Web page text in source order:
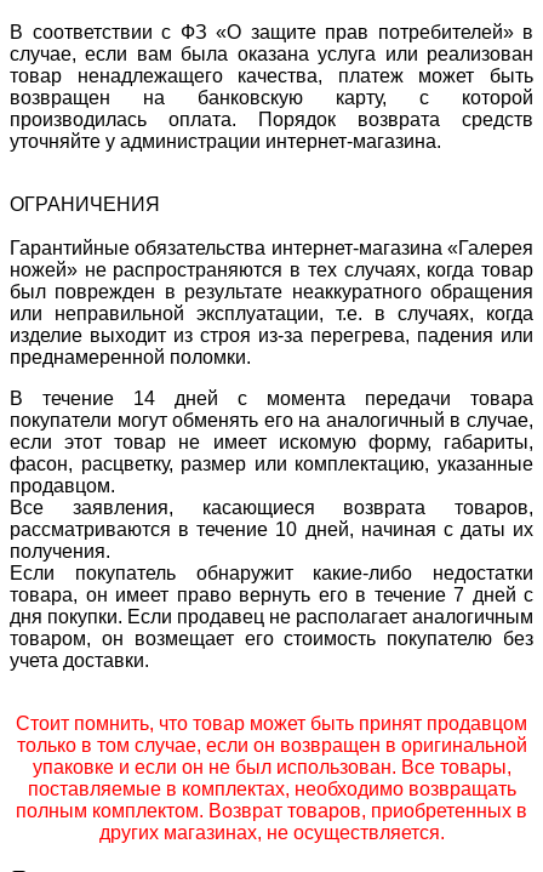
В соответствии с ФЗ «О защите прав потребителей» в
случае, если вам была оказана услуга или реализован
товар ненадлежащего качества, платеж может быть
возвращен на банковскую карту, с которой
производилась оплата. Порядок возврата средств
уточняйте у администрации интернет-магазина.
ОГРАНИЧЕНИЯ
Гарантийные обязательства интернет-магазина «Галерея
ножей» не распространяются в тех случаях, когда товар
был поврежден в результате неаккуратного обращения
или неправильной эксплуатации, т.е. в случаях, когда
изделие выходит из строя из-за перегрева, падения или
преднамеренной поломки.
В течение 14 дней с момента передачи товара
покупатели могут обменять его на аналогичный в случае,
если этот товар не имеет искомую форму, габариты,
фасон, расцветку, размер или комплектацию, указанные
продавцом.
Все заявления, касающиеся возврата товаров,
рассматриваются в течение 10 дней, начиная с даты их
получения.
Если покупатель обнаружит какие-либо недостатки
товара, он имеет право вернуть его в течение 7 дней с
дня покупки. Если продавец не располагает аналогичным
товаром, он возмещает его стоимость покупателю без
учета доставки.
Стоит помнить, что товар может быть принят продавцом
только в том случае, если он возвращен в оригинальной
упаковке и если он не был использован. Все товары,
поставляемые в комплектах, необходимо возвращать
полным комплектом. Возврат товаров, приобретенных в
других магазинах, не осуществляется.